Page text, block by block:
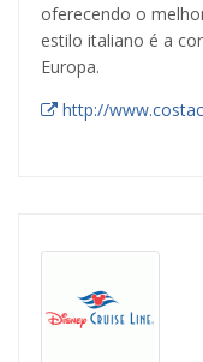
oferecendo o
estilo italiano é a
Europa.
http://